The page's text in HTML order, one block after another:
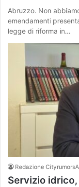
Abruzzo. Non
emendamenti
legge di riforma in…
Redazione
Servizio